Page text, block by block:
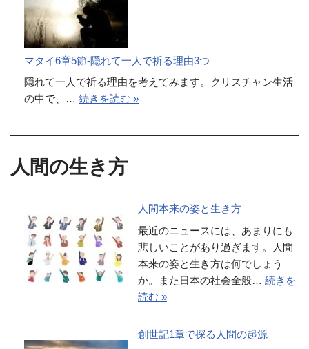
マタイ6章5節-隠れて一人で祈る理由3つ
隠れて一人で祈る理由を考えてみます。クリスチャン生活
の中で、… 続きを読む »
人間の生き方
人間本来の姿と生き方
最近のニュースには、あまりにも
悲しいことがあり過ぎます。人間
本来の姿と生き方は何でしょう
か。また日本の社会全般… 続きを
読む »
創世記1章で探る人間の起源